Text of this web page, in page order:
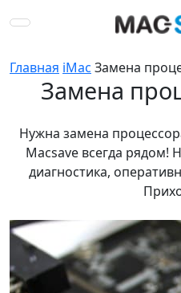
Главная iMac Замена
Замена
Нужна замена
Macsave всегда рядом!
диагностика,